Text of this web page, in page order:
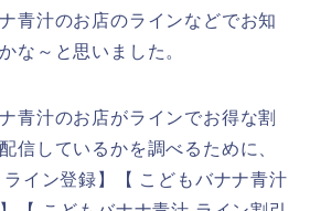
青汁のお店のラインなどでお知
な～と思いました。
青汁のお店がラインでお得な割
信しているかを調べるために、
ライン登録】【 こどもバナナ青汁